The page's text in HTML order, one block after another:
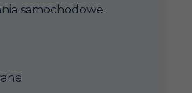
samochodowe